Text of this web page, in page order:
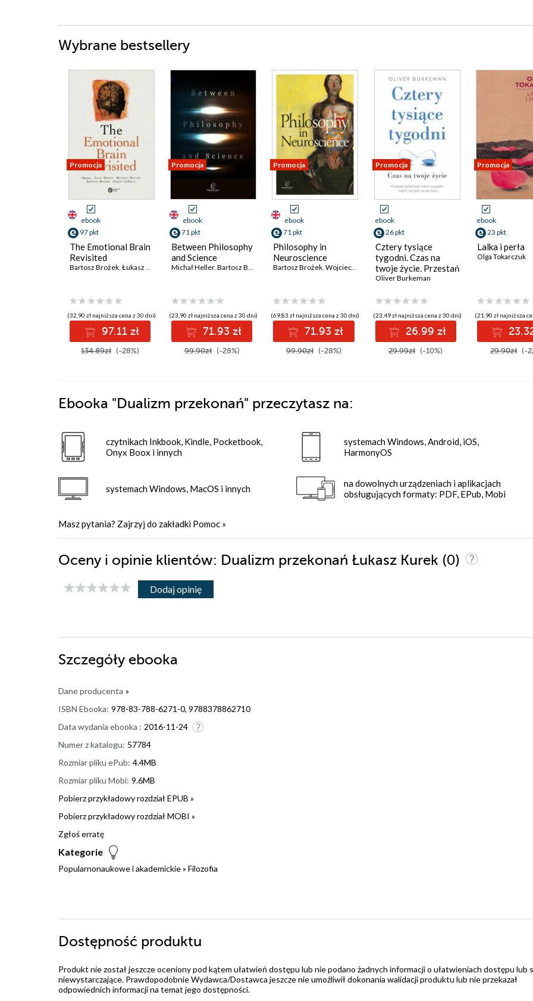
Wybrane bestsellery
Promocja
ebook
97 pkt
The Emotional Brain
Revisited
Bartosz Brożek, Łukasz Kurek Wojciech Załuski,Mateusz Hohol,Joseph LeDoux,Jacek Dębiec Bram Heerebout,Hans Phaf
(32,90 zł najniższa cena z 30 dni)
97.11 zł
134.89zł (-28%)
Promocja
ebook
71 pkt
Between Philosophy
and Science
Michał Heller,Bartosz Brożek Wojciech P. Grygiel,Łukasz Kurek,Wojciech Załuski,Krzysztof Wójtowicz
(23,90 zł najniższa cena z 30 dni)
71.93 zł
99.90zł (-28%)
Promocja
ebook
71 pkt
Philosophy in
Neuroscience
Bartosz Brożek,Wojciech P. Grygiel ,Łukasz Kurek,Wojciech Załuski
(69,83 zł najniższa cena z 30 dni)
71.93 zł
99.90zł (-28%)
Promocja
ebook
26 pkt
Cztery tysiące
tygodni. Czas na
twoje życie. Przestań
próbować robić
tym, co się liczy
Oliver Burkeman
(23,49 zł najniższa cena z 30 dni)
26.99 zł
29.99zł (-10%)
Promocja
ebook
23 pkt
Lalka i perła
Olga Tokarczuk
(21,90 zł najniższa
29.90zł (-
Ebooka "Dualizm przekonań" przeczytasz na:
czytnikach Inkbook, Kindle, Pocketbook,
Onyx Boox i innych
systemach Windows, MacOS i innych
systemach Windows, Android, iOS,
HarmonyOS
na dowolnych urządzeniach i aplikacjach
obsługujących formaty: PDF, EPub, Mobi
Masz pytania? Zajrzyj do zakładki Pomoc »
Oceny i opinie klientów: Dualizm przekonań Łukasz Kurek (0)
Dodaj opinię
Szczegóły ebooka
Dane producenta »
ISBN Ebooka: 978-83-788-6271-0, 9788378862710
Data wydania ebooka : 2016-11-24
Numer z katalogu: 57784
Rozmiar pliku ePub: 4.4MB
Rozmiar pliku Mobi: 9.6MB
Pobierz przykładowy rozdział EPUB »
Pobierz przykładowy rozdział MOBI »
Zgłoś erratę
Kategorie
Popularnonaukowe i akademickie» Filozofia
Dostępność produktu
Produkt nie został jeszcze oceniony pod kątem ułatwień dostępu lub nie podano żadnych informacji o ułatwieniach dostępu lub
niewystarczające. Prawdopodobnie Wydawca/Dostawca jeszcze nie umożliwił dokonania walidacji produktu lub nie przekazał
odpowiednich informacji na temat jego dostępności.